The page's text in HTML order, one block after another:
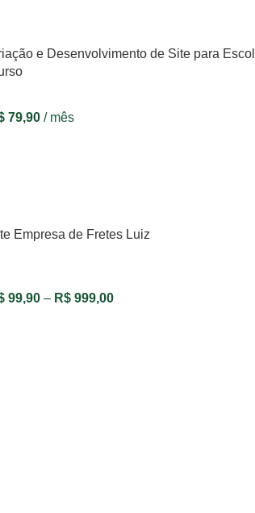
e Desenvolvimento de Site para
79,90 / mês
Empresa de Fretes Luiz
99,90 – R$ 999,00